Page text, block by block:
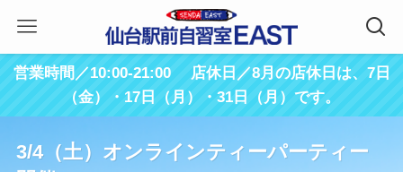
営業時間／10:00-21:00 店休日／8月の店休日は、7日
（金）・17日（月）・31日（月）です。
3/4（土）オンラインティーパーティー